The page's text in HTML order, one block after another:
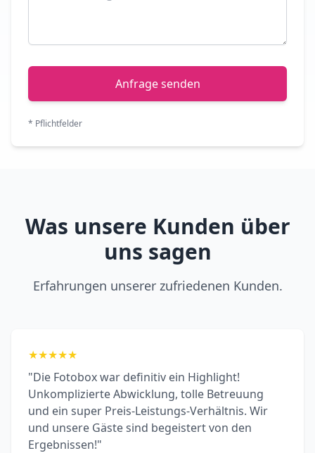
Anfrage senden
* Pflichtfelder
Was unsere Kunden über
uns sagen
Erfahrungen unserer zufriedenen Kunden.
★★★★★
"Die Fotobox war definitiv ein Highlight!
Unkomplizierte Abwicklung, tolle Betreuung
und ein super Preis-Leistungs-Verhältnis. Wir
und unsere Gäste sind begeistert von den
Ergebnissen!"